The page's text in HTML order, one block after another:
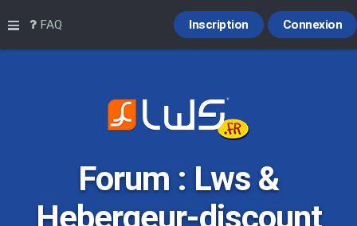
Raccourcis
FAQ Connexion
Inscription
Forum : Lws &
Hebergeur-discount